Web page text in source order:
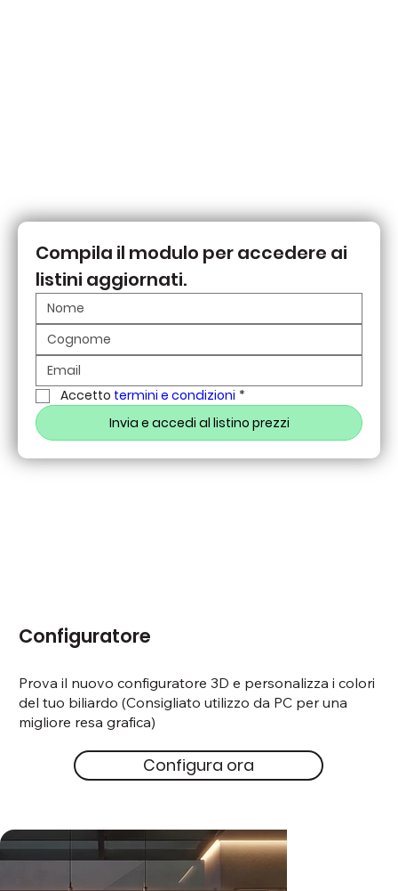
Compila il modulo per accedere ai
listini aggiornati.
Accetto termini e condizioni *
Invia e accedi al listino prezzi
Configuratore
Prova il nuovo configuratore 3D e personalizza i colori
del tuo biliardo (Consigliato utilizzo da PC per una
migliore resa grafica)
Configura ora